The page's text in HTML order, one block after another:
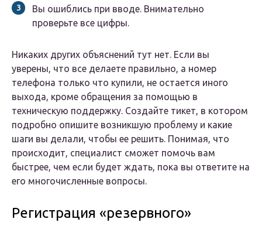
Вы ошиблись при вводе. Внимательно
проверьте все цифры.
Никаких других объяснений тут нет. Если вы
уверены, что все делаете правильно, а номер
телефона только что купили, не остается иного
выхода, кроме обращения за помощью в
техническую поддержку. Создайте тикет, в котором
подробно опишите возникшую проблему и какие
шаги вы делали, чтобы ее решить. Понимая, что
происходит, специалист сможет помочь вам
быстрее, чем если будет ждать, пока вы ответите на
его многочисленные вопросы.
Регистрация «резервного»